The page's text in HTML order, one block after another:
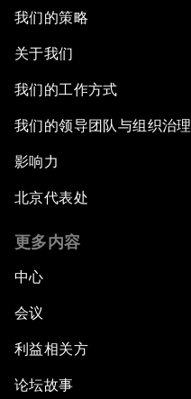
我们的策略
关于我们
我们的工作方式
我们的领导团队与组织治理
影响力
北京代表处
更多内容
中心
会议
利益相关方
论坛故事